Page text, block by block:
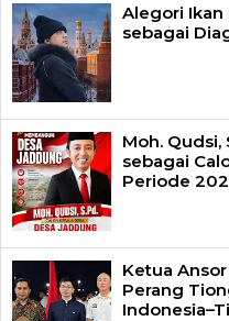
Alegori Ikan
sebagai
Moh. Qudsi,
sebagai
Periode
Ketua
Perang